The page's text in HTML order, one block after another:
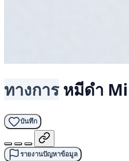
ทางการ หมีดำ
บันทึก
รายงานปัญหาข้อมูล